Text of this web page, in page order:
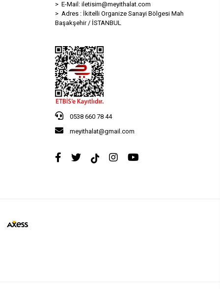
> E-Mail: iletisim@meyithalat.com
> Adres : İkitelli Organize Sanayi Bölgesi Mah
Başakşehir / İSTANBUL
0538 660 78 44
meyithalat@gmail.com